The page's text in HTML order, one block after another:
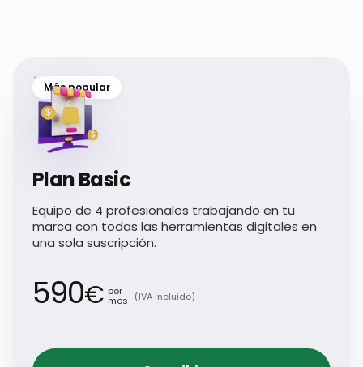
Más popular
Plan Basic
Equipo de 4 profesionales trabajando en tu
marca con todas las herramientas digitales en
una sola suscripción.
590€ por
mes (IVA Incluido)